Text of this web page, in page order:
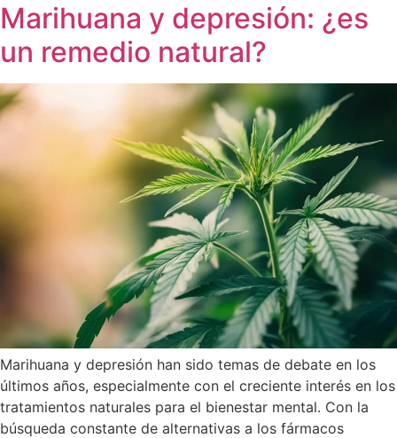
Marihuana y depresión: ¿es
un remedio natural?
Marihuana y depresión han sido temas de debate en los
últimos años, especialmente con el creciente interés en los
tratamientos naturales para el bienestar mental. Con la
búsqueda constante de alternativas a los fármacos